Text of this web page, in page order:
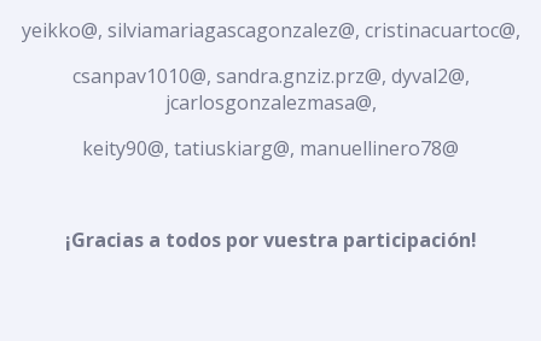
yeikko@, silviamariagascagonzalez@, cristinacuartoc@,
csanpav1010@, sandra.gnziz.prz@, dyval2@,
jcarlosgonzalezmasa@,
keity90@, tatiuskiarg@, manuellinero78@
¡Gracias a todos por vuestra participación!